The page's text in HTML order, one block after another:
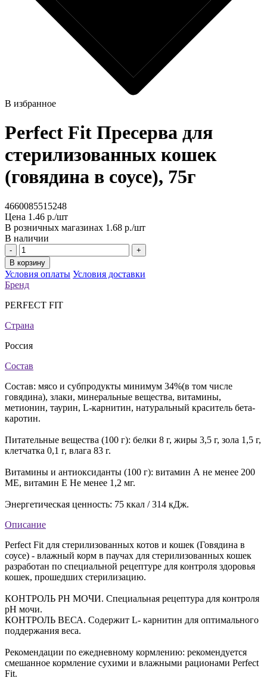
В избранное
Perfect Fit Пресерва для
стерилизованных кошек
(говядина в соусе), 75г
4660085515248
Цена 1.46 р./шт
В розничных магазинах 1.68 р./шт
В наличии
-
+
В корзину
Условия оплаты Условия доставки
Бренд
PERFECT FIT
Страна
Россия
Состав
Состав: мясо и субпродукты минимум 34%(в том числе
говядина), злаки, минеральные вещества, витамины,
метионин, таурин, L-карнитин, натуральный краситель бета-
каротин.
Питательные вещества (100 г): белки 8 г, жиры 3,5 г, зола 1,5 г,
клетчатка 0,1 г, влага 83 г.
Витамины и антиоксиданты (100 г): витамин А не менее 200
ME, витамин Е Не менее 1,2 мг.
Энергетическая ценность: 75 ккал / 314 кДж.
Описание
Perfect Fit для стерилизованных котов и кошек (Говядина в
соусе) - влажный корм в паучах для стерилизованных кошек
разработан по специальной рецептуре для контроля здоровья
кошек, прошедших стерилизацию.
КОНТРОЛЬ РН МОЧИ. Специальная рецептура для контроля
рН мочи.
КОНТРОЛЬ ВЕСА. Содержит L- карнитин для оптимального
поддержания веса.
Рекомендации по ежедневному кормлению: рекомендуется
смешанное кормление сухими и влажными рационами Perfect
Fit.